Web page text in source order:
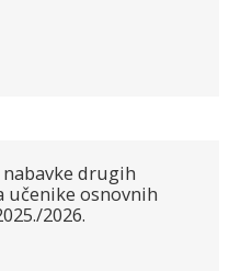
drugih
učenike osnovnih
2026.